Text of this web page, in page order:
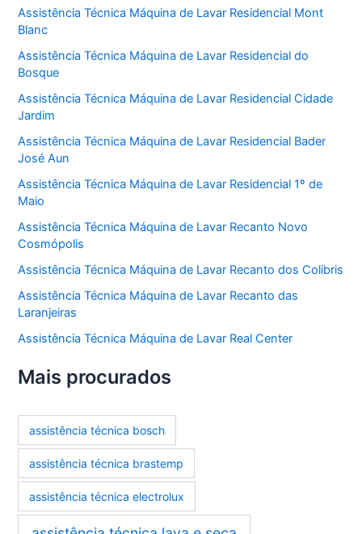
Assistência Técnica Máquina de Lavar Residencial Mont
Blanc
Assistência Técnica Máquina de Lavar Residencial do
Bosque
Assistência Técnica Máquina de Lavar Residencial Cidade
Jardim
Assistência Técnica Máquina de Lavar Residencial Bader
José Aun
Assistência Técnica Máquina de Lavar Residencial 1º de
Maio
Assistência Técnica Máquina de Lavar Recanto Novo
Cosmópolis
Assistência Técnica Máquina de Lavar Recanto dos Colibris
Assistência Técnica Máquina de Lavar Recanto das
Laranjeiras
Assistência Técnica Máquina de Lavar Real Center
Mais procurados
assistência técnica bosch
assistência técnica brastemp
assistência técnica electrolux